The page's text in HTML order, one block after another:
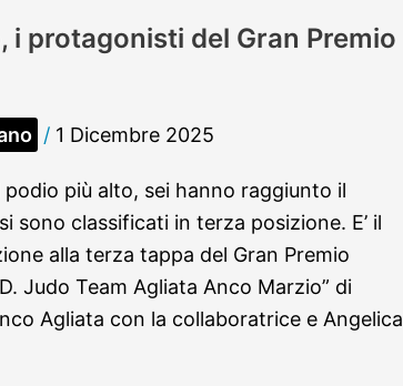
i protagonisti del Gran Premio
/ 1 Dicembre 2025
più alto, sei hanno raggiunto il
sono classificati in terza posizione. E’ il
alla terza tappa del Gran Premio
Judo Team Agliata Anco Marzio” di
Agliata con la collaboratrice e Angelica